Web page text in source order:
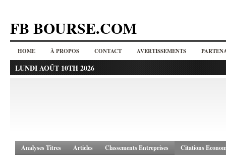
FB BOURSE.COM
HOME À PROPOS CONTACT AVERTISSEMENTS
LUNDI AOÛT 10TH 2026
Analyses Titres Articles Classements Entreprises Citations